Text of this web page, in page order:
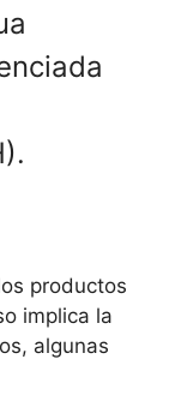
productos
implica la
algunas